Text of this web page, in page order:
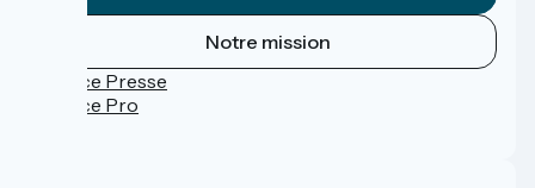
Notre mission
Espace Presse
Espace Pro